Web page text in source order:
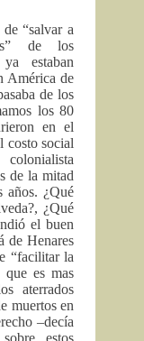
“salvar a
de los
estaban
América de
de los
los 80
en el
costo social
de la mitad
años. ¿Qué
¿Qué
el buen
de Henares
“facilitar la
que es mas
aterrados
muertos en
–decía
estos